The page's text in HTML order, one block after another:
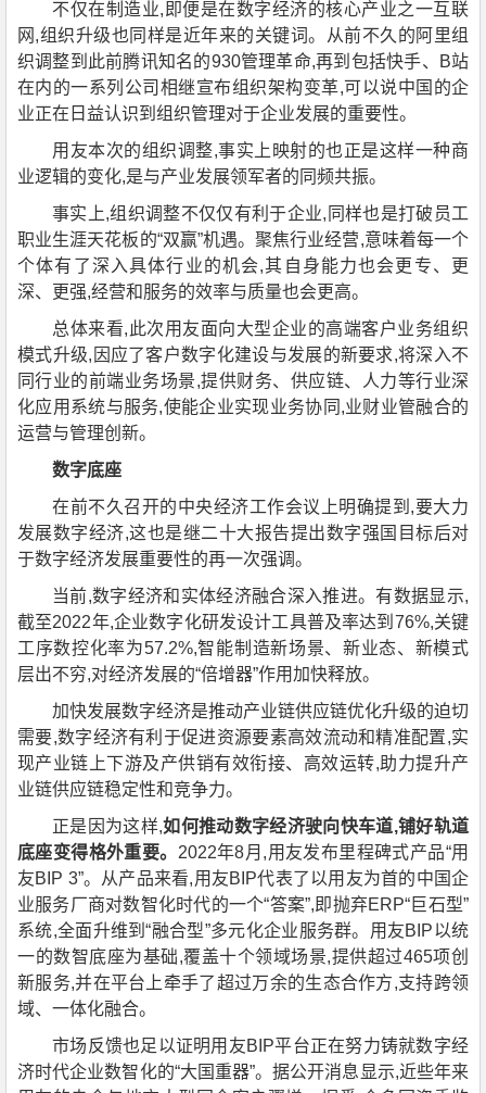
不仅在制造业,即便是在数字经济的核心产业之一互联
网,组织升级也同样是近年来的关键词。从前不久的阿里组
织调整到此前腾讯知名的930管理革命,再到包括快手、B站
在内的一系列公司相继宣布组织架构变革,可以说中国的企
业正在日益认识到组织管理对于企业发展的重要性。
用友本次的组织调整,事实上映射的也正是这样一种商
业逻辑的变化,是与产业发展领军者的同频共振。
事实上,组织调整不仅仅有利于企业,同样也是打破员工
职业生涯天花板的“双赢”机遇。聚焦行业经营,意味着每一个
个体有了深入具体行业的机会,其自身能力也会更专、更
深、更强,经营和服务的效率与质量也会更高。
总体来看,此次用友面向大型企业的高端客户业务组织
模式升级,因应了客户数字化建设与发展的新要求,将深入不
同行业的前端业务场景,提供财务、供应链、人力等行业深
化应用系统与服务,使能企业实现业务协同,业财业管融合的
运营与管理创新。
数字底座
在前不久召开的中央经济工作会议上明确提到,要大力
发展数字经济,这也是继二十大报告提出数字强国目标后对
于数字经济发展重要性的再一次强调。
当前,数字经济和实体经济融合深入推进。有数据显示,
截至2022年,企业数字化研发设计工具普及率达到76%,关键
工序数控化率为57.2%,智能制造新场景、新业态、新模式
层出不穷,对经济发展的“倍增器”作用加快释放。
加快发展数字经济是推动产业链供应链优化升级的迫切
需要,数字经济有利于促进资源要素高效流动和精准配置,实
现产业链上下游及产供销有效衔接、高效运转,助力提升产
业链供应链稳定性和竞争力。
正是因为这样,如何推动数字经济驶向快车道,铺好轨道
底座变得格外重要。 2022年8月,用友发布里程碑式产品“用
友BIP 3”。从产品来看,用友BIP代表了以用友为首的中国企
业服务厂商对数智化时代的一个“答案”,即抛弃ERP“巨石型”
系统,全面升维到“融合型”多元化企业服务群。用友BIP以统
一的数智底座为基础,覆盖十个领域场景,提供超过465项创
新服务,并在平台上牵手了超过万余的生态合作方,支持跨领
域、一体化融合。
市场反馈也足以证明用友BIP平台正在努力铸就数字经
济时代企业数智化的“大国重器”。据公开消息显示,近些年来